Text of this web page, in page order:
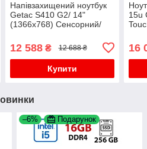
Напівзахищений ноутбук
Getac S410 G2/ 14"
(1366x768) Сенсорний/
256 GB SSD/ UHD 620
12 588₴ 12 688 ₴
Купити
15u
Pro
16
–6% Подарунок